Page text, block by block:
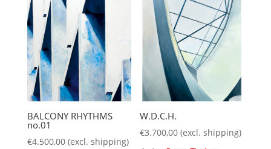
BALCONY RHYTHMS
no.01
€4.500,00 (excl. shipping)
W.D.C.H.
€3.700,00 (excl. shipping)